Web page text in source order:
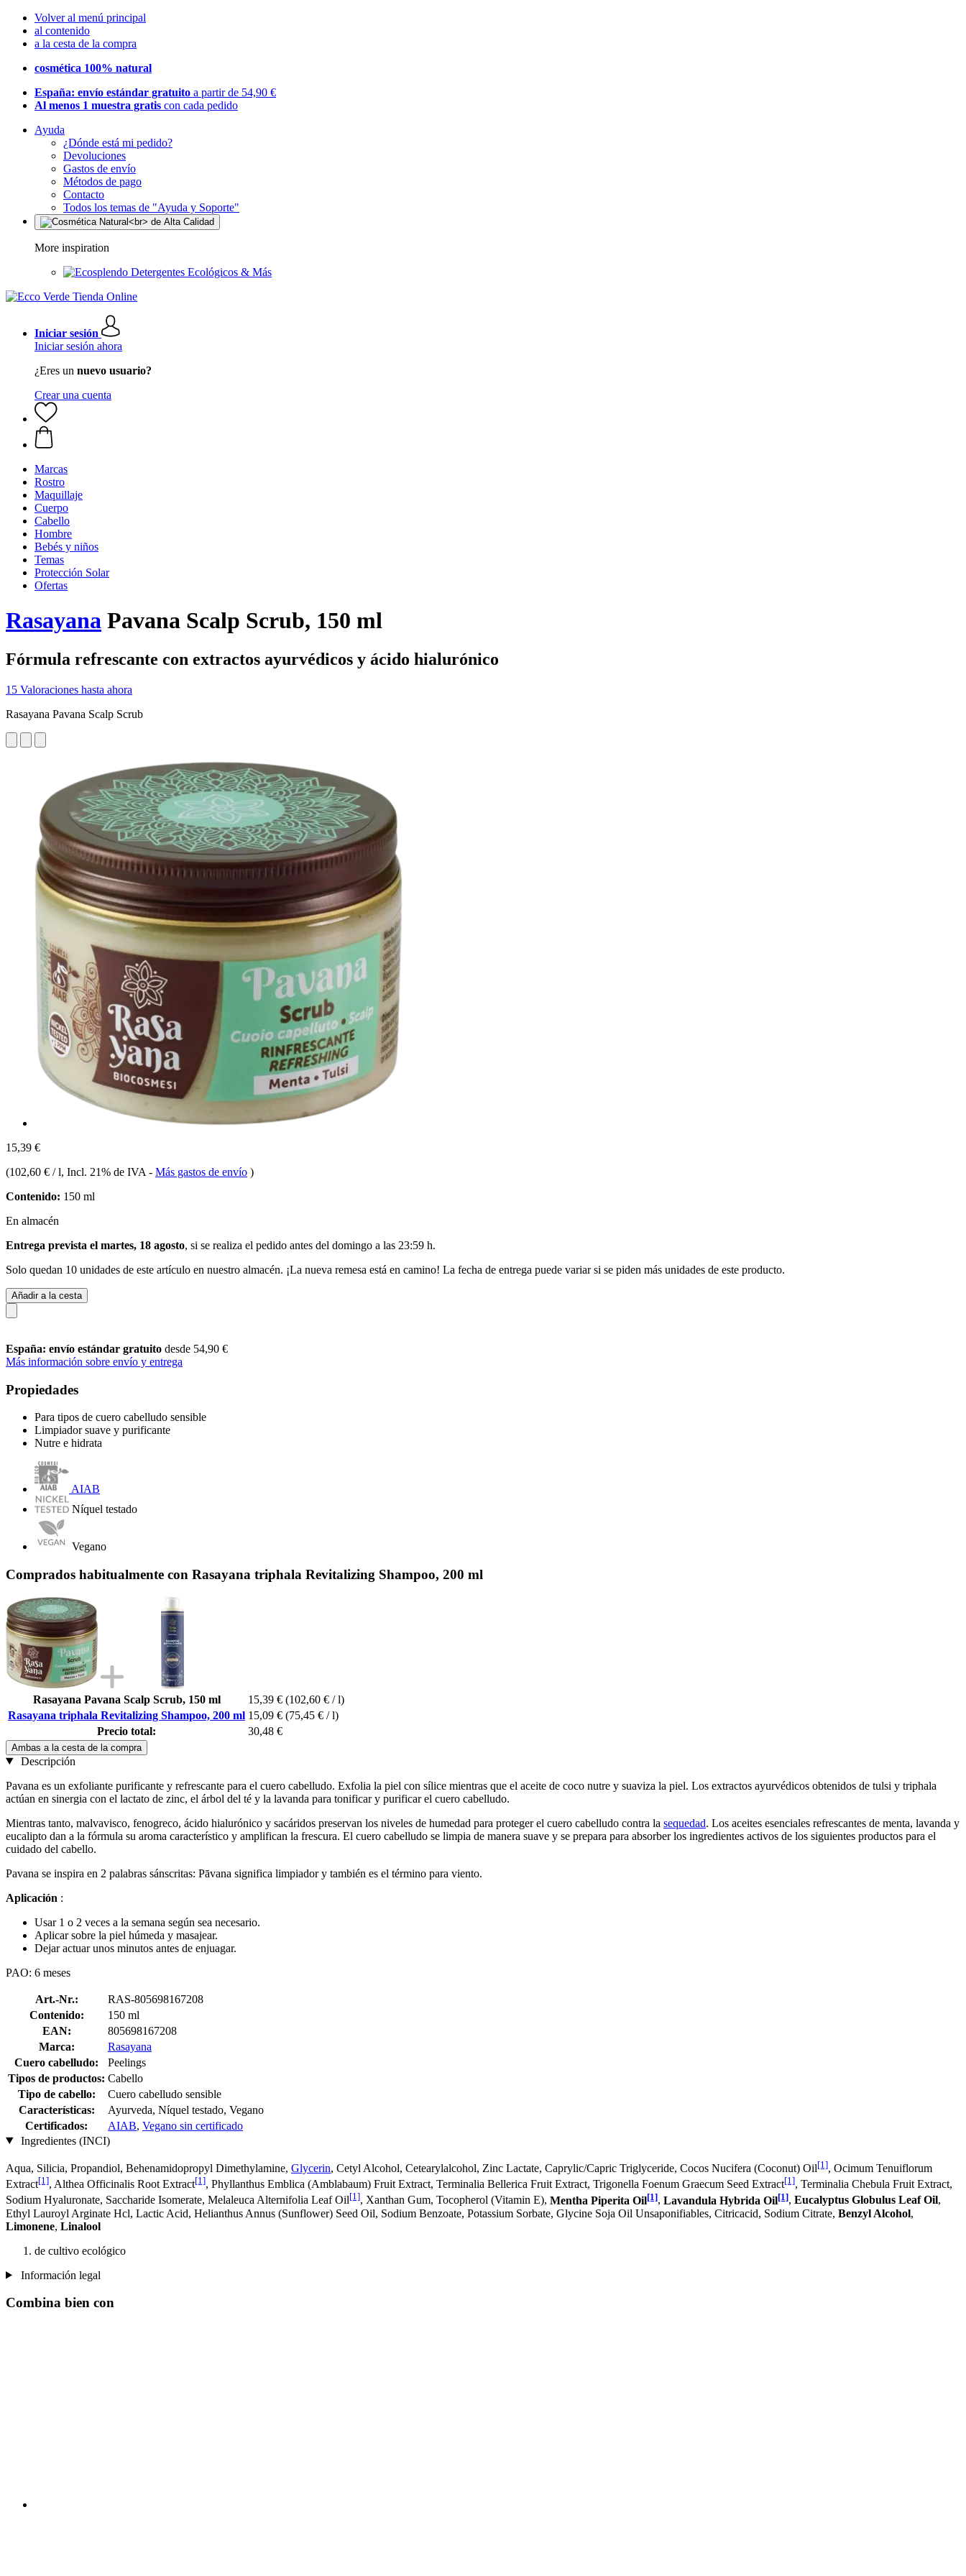
Volver al menú principal
al contenido
a la cesta de la compra
cosmética 100% natural
España: envío estándar gratuito a partir de 54,90 €
Al menos 1 muestra gratis con cada pedido
Ayuda
¿Dónde está mi pedido?
Devoluciones
Gastos de envío
Métodos de pago
Contacto
Todos los temas de "Ayuda y Soporte"
More inspiration
Detergentes Ecológicos & Más
Iniciar sesión
Iniciar sesión ahora
¿Eres un nuevo usuario?
Crear una cuenta
Marcas
Rostro
Maquillaje
Cuerpo
Cabello
Hombre
Bebés y niños
Temas
Protección Solar
Ofertas
Rasayana Pavana Scalp Scrub, 150 ml
Fórmula refrescante con extractos ayurvédicos y ácido hialurónico
15 Valoraciones hasta ahora
Rasayana Pavana Scalp Scrub
15,39 €
(102,60 € / l, Incl. 21% de IVA - Más gastos de envío )
Contenido: 150 ml
En almacén
Entrega prevista el martes, 18 agosto, si se realiza el pedido antes del domingo a las 23:59 h.
Solo quedan 10 unidades de este artículo en nuestro almacén. ¡La nueva remesa está en camino! La fecha de entrega puede variar si se piden más unidades de este producto.
Añadir a la cesta
España: envío estándar gratuito desde 54,90 €
Más información sobre envío y entrega
Propiedades
Para tipos de cuero cabelludo sensible
Limpiador suave y purificante
Nutre e hidrata
AIAB
Níquel testado
Vegano
Comprados habitualmente con Rasayana triphala Revitalizing Shampoo, 200 ml
Rasayana Pavana Scalp Scrub, 150 ml 15,39 € (102,60 € / l)
Rasayana triphala Revitalizing Shampoo, 200 ml 15,09 € (75,45 € / l)
Precio total:
30,48 €
Ambas a la cesta de la compra
Descripción
Pavana es un exfoliante purificante y refrescante para el cuero cabelludo. Exfolia la piel con sílice mientras que el aceite de coco nutre y suaviza la piel. Los extractos ayurvédicos obtenidos de tulsi y triphala
actúan en sinergia con el lactato de zinc, el árbol del té y la lavanda para tonificar y purificar el cuero cabelludo.
Mientras tanto, malvavisco, fenogreco, ácido hialurónico y sacáridos preservan los niveles de humedad para proteger el cuero cabelludo contra la sequedad. Los aceites esenciales refrescantes de menta, lavanda y
eucalipto dan a la fórmula su aroma característico y amplifican la frescura. El cuero cabelludo se limpia de manera suave y se prepara para absorber los ingredientes activos de los siguientes productos para el
cuidado del cabello.
Pavana se inspira en 2 palabras sánscritas: Pāvana significa limpiador y también es el término para viento.
Aplicación :
Usar 1 o 2 veces a la semana según sea necesario.
Aplicar sobre la piel húmeda y masajear.
Dejar actuar unos minutos antes de enjuagar.
PAO: 6 meses
Art.-Nr.:
RAS-805698167208
Contenido:
150 ml
EAN:
805698167208
Marca:
Rasayana
Cuero cabelludo:
Peelings
Tipos de productos: Cabello
Tipo de cabello:
Cuero cabelludo sensible
Características:
Ayurveda, Níquel testado, Vegano
Certificados:
AIAB, Vegano sin certificado
Ingredientes (INCI)
Aqua, Silicia, Propandiol, Behenamidopropyl Dimethylamine, Glycerin, Cetyl Alcohol, Cetearylalcohol, Zinc Lactate, Caprylic/Capric Triglyceride, Cocos Nucifera (Coconut) Oil[1], Ocimum Tenuiflorum
Extract[1], Althea Officinalis Root Extract[1], Phyllanthus Emblica (Amblabaum) Fruit Extract, Terminalia Bellerica Fruit Extract, Trigonella Foenum Graecum Seed Extract[1], Terminalia Chebula Fruit Extract,
Sodium Hyaluronate, Saccharide Isomerate, Melaleuca Alternifolia Leaf Oil[1], Xanthan Gum, Tocopherol (Vitamin E), Mentha Piperita Oil[1], Lavandula Hybrida Oil[1], Eucalyptus Globulus Leaf Oil,
Ethyl Lauroyl Arginate Hcl, Lactic Acid, Helianthus Annus (Sunflower) Seed Oil, Sodium Benzoate, Potassium Sorbate, Glycine Soja Oil Unsaponifiables, Citricacid, Sodium Citrate, Benzyl Alcohol,
Limonene, Linalool
de cultivo ecológico
Información legal
Combina bien con